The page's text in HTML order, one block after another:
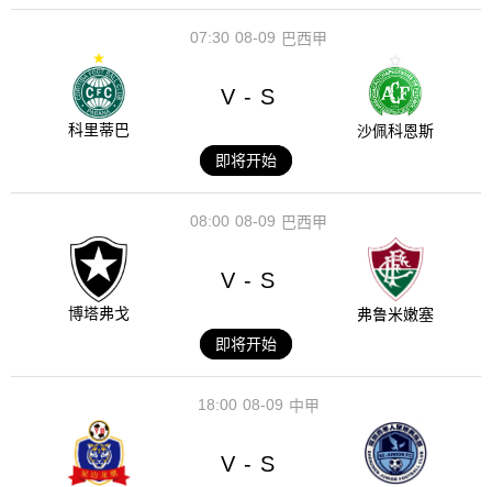
08-09
07:30 巴西甲
科里蒂巴
V - S
沙佩科恩斯
即将开始
08-09
08:00 巴西甲
博塔弗戈
V - S
弗鲁米嫩塞
即将开始
08-09
18:00 中甲
V - S